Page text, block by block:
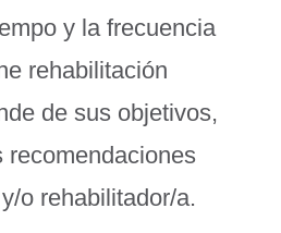
y la frecuencia
rehabilitación
de sus objetivos,
recomendaciones
o rehabilitador/a.